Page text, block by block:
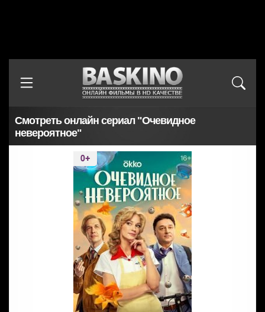
Смотреть онлайн сериал "Очевидное
невероятное"